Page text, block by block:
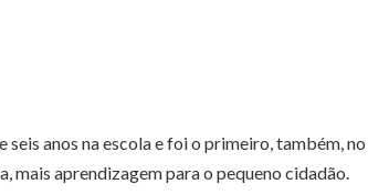
anos na escola e foi o primeiro, também,
mais aprendizagem para o pequeno cidadão.